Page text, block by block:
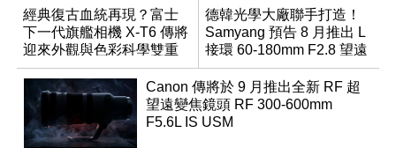
經典復古血統再現？富士
下一代旗艦相機 X-T6 傳將
迎來外觀與色彩科學雙重
優化
德韓光學大廠聯手打造！
Samyang 預告 8 月推出 L
接環 60-180mm F2.8 望遠
變焦鏡
Canon 傳將於 9 月推出全新 RF 超
望遠變焦鏡頭 RF 300-600mm
F5.6L IS USM